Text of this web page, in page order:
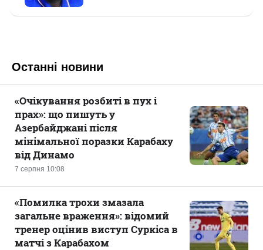
Останні новини
7 серпня 10:08
«Очікування розбиті в пух і
прах»: що пишуть у
Азербайджані після
мінімальної поразки Карабаху
від Динамо
«Помилка трохи змазала
загальне враження»: відомий
тренер оцінив виступ Суркіса в
матчі з Карабахом